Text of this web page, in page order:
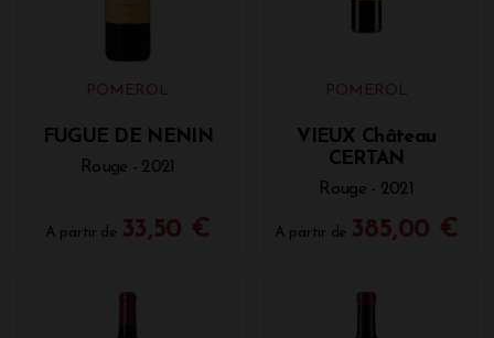
POMEROL
FUGUE DE NENIN
Rouge - 2021
A partir de 33,50 €
POMEROL
VIEUX Château
CERTAN
Rouge - 2021
A partir de 385,00 €